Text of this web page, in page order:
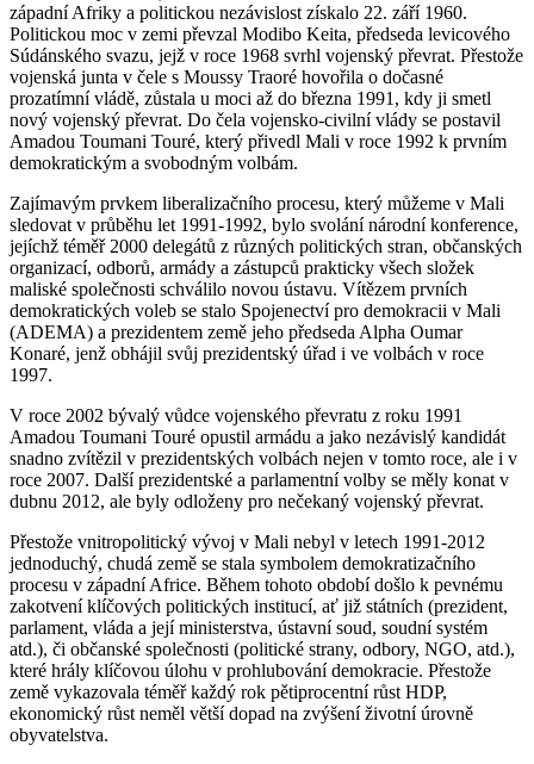
západní Afriky a politickou nezávislost získalo 22. září 1960.
Politickou moc v zemi převzal Modibo Keita, předseda levicového
Súdánského svazu, jejž v roce 1968 svrhl vojenský převrat. Přestože
vojenská junta v čele s Moussy Traoré hovořila o dočasné
prozatímní vládě, zůstala u moci až do března 1991, kdy ji smetl
nový vojenský převrat. Do čela vojensko-civilní vlády se postavil
Amadou Toumani Touré, který přivedl Mali v roce 1992 k prvním
demokratickým a svobodným volbám.
Zajímavým prvkem liberalizačního procesu, který můžeme v Mali
sledovat v průběhu let 1991-1992, bylo svolání národní konference,
jejíchž téměř 2000 delegátů z různých politických stran, občanských
organizací, odborů, armády a zástupců prakticky všech složek
maliské společnosti schválilo novou ústavu. Vítězem prvních
demokratických voleb se stalo Spojenectví pro demokracii v Mali
(ADEMA) a prezidentem země jeho předseda Alpha Oumar
Konaré, jenž obhájil svůj prezidentský úřad i ve volbách v roce
1997.
V roce 2002 bývalý vůdce vojenského převratu z roku 1991
Amadou Toumani Touré opustil armádu a jako nezávislý kandidát
snadno zvítězil v prezidentských volbách nejen v tomto roce, ale i v
roce 2007. Další prezidentské a parlamentní volby se měly konat v
dubnu 2012, ale byly odloženy pro nečekaný vojenský převrat.
Přestože vnitropolitický vývoj v Mali nebyl v letech 1991-2012
jednoduchý, chudá země se stala symbolem demokratizačního
procesu v západní Africe. Během tohoto období došlo k pevnému
zakotvení klíčových politických institucí, ať již státních (prezident,
parlament, vláda a její ministerstva, ústavní soud, soudní systém
atd.), či občanské společnosti (politické strany, odbory, NGO, atd.),
které hrály klíčovou úlohu v prohlubování demokracie. Přestože
země vykazovala téměř každý rok pětiprocentní růst HDP,
ekonomický růst neměl větší dopad na zvýšení životní úrovně
obyvatelstva.